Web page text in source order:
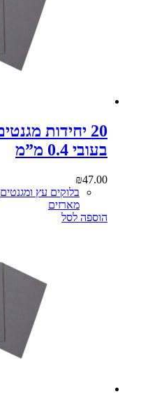
בעובי 0.4 מ”מ
₪47.00
בלוקים עץ ומגנטים
מארזים
הוספה לסל